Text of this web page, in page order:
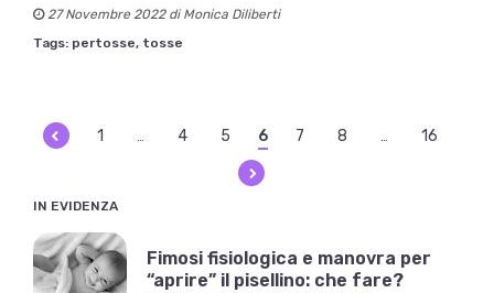
27 Novembre 2022 di Monica Diliberti
Tags: pertosse, tosse
1 … 4 5 6 7 8 … 16
IN EVIDENZA
Fimosi fisiologica e manovra per
“aprire” il pisellino: che fare?